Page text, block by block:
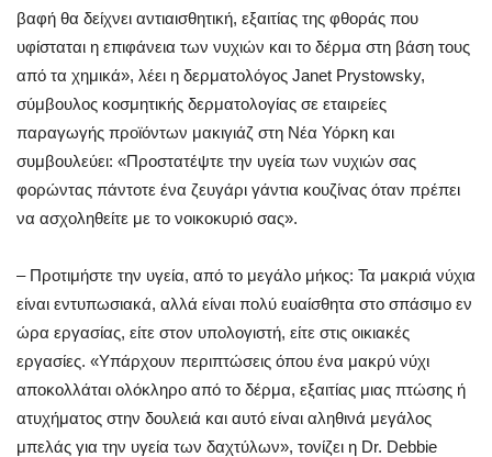
βαφή θα δείχνει αντιαισθητική, εξαιτίας της φθοράς που
υφίσταται η επιφάνεια των νυχιών και το δέρμα στη βάση τους
από τα χημικά», λέει η δερματολόγος Janet Prystowsky,
σύμβουλος κοσμητικής δερματολογίας σε εταιρείες
παραγωγής προϊόντων μακιγιάζ στη Νέα Υόρκη και
συμβουλεύει: «Προστατέψτε την υγεία των νυχιών σας
φορώντας πάντοτε ένα ζευγάρι γάντια κουζίνας όταν πρέπει
να ασχοληθείτε με το νοικοκυριό σας».
– Προτιμήστε την υγεία, από το μεγάλο μήκος: Τα μακριά νύχια
είναι εντυπωσιακά, αλλά είναι πολύ ευαίσθητα στο σπάσιμο εν
ώρα εργασίας, είτε στον υπολογιστή, είτε στις οικιακές
εργασίες. «Υπάρχουν περιπτώσεις όπου ένα μακρύ νύχι
αποκολλάται ολόκληρο από το δέρμα, εξαιτίας μιας πτώσης ή
ατυχήματος στην δουλειά και αυτό είναι αληθινά μεγάλος
μπελάς για την υγεία των δαχτύλων», τονίζει η Dr. Debbie